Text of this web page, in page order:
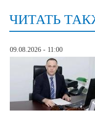
ЧИТАТЬ
09.08.2026 - 11:00